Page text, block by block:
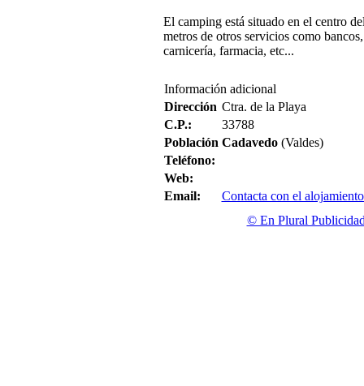
El camping está situado en el centro
metros de otros servicios como
carnicería, farmacia, etc...
Información adicional
Dirección Ctra. de la Playa
C.P.:
33788
Población Cadavedo(Valdes)
Teléfono:
Web:
Email:
Contacta con el
© En Plural